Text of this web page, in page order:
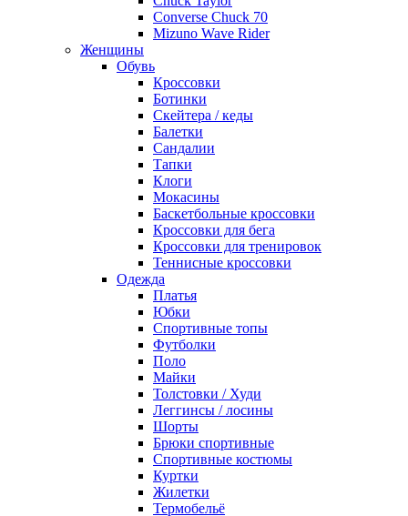
Converse Chuck 70
Mizuno Wave Rider
Женщины
Обувь
Кроссовки
Ботинки
Скейтера / кеды
Балетки
Сандалии
Тапки
Клоги
Мокасины
Баскетбольные кроссовки
Кроссовки для бега
Кроссовки для тренировок
Теннисные кроссовки
Одежда
Платья
Юбки
Спортивные топы
Футболки
Поло
Майки
Толстовки / Худи
Леггинсы / лосины
Шорты
Брюки спортивные
Спортивные костюмы
Куртки
Жилетки
Термобельё